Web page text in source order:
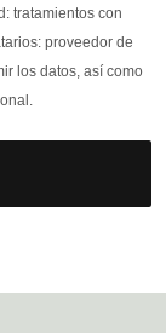
tratamientos con
proveedor de
los datos, así como